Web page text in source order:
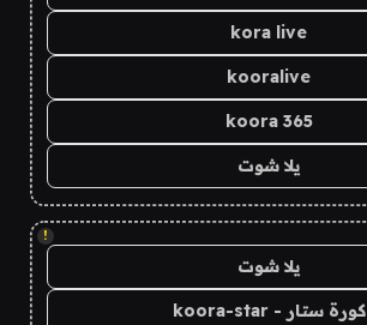
kora live
kooralive
koora 365
يلا شوت
!
يلا شوت
كورة ستار - koora-star